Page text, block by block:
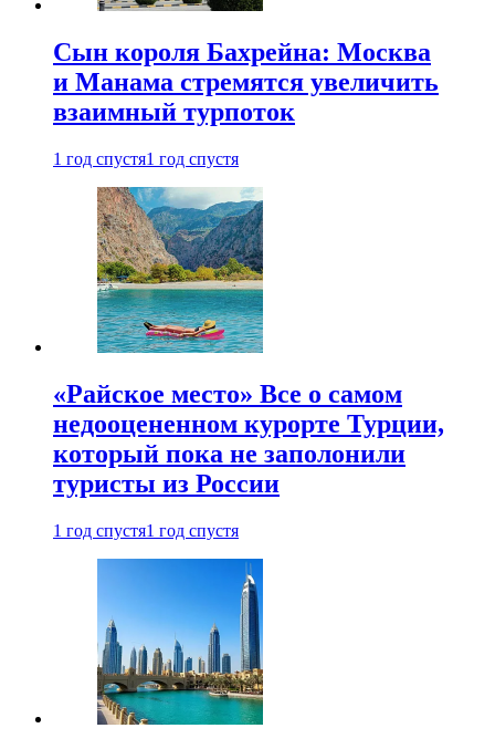
Сын короля Бахрейна: Москва
и Манама стремятся увеличить
взаимный турпоток
1 год спустя1 год спустя
«Райское место» Все о самом
недооцененном курорте Турции,
который пока не заполонили
туристы из России
1 год спустя1 год спустя